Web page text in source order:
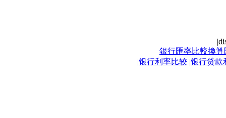
|
銀行匯率比較換算
|银行利率比较 |银行贷款